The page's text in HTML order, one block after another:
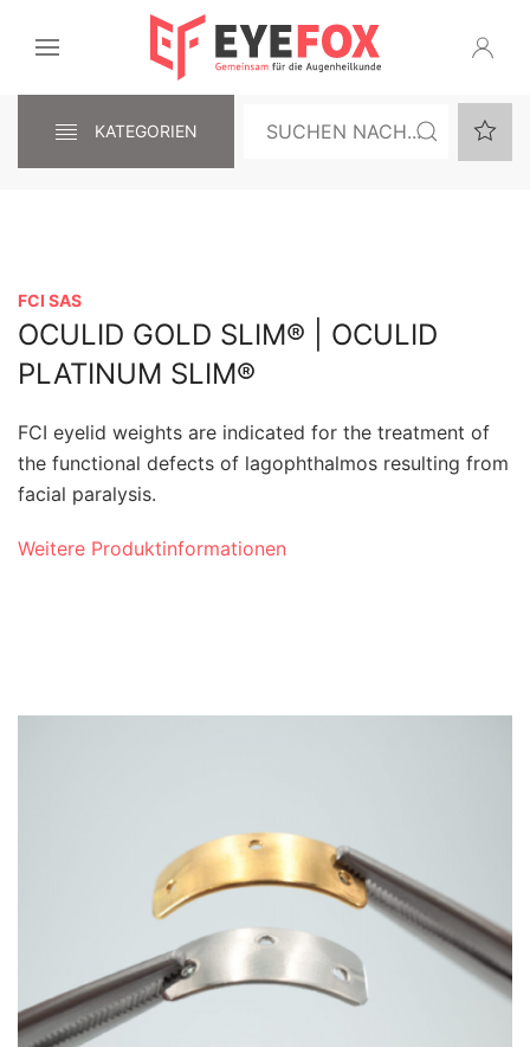
KATEGORIEN
FCI SAS
OCULID GOLD SLIM® | OCULID
PLATINUM SLIM®
FCI eyelid weights are indicated for the treatment of
the functional defects of lagophthalmos resulting from
facial paralysis.
Weitere Produktinformationen